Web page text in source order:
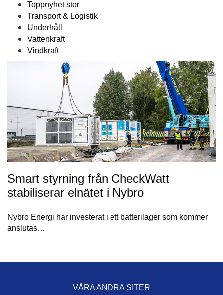
Toppnyhet stor
Transport & Logistik
Underhåll
Vattenkraft
Vindkraft
Smart styrning från CheckWatt
stabiliserar elnätet i Nybro
Nybro Energi har investerat i ett batterilager som kommer
anslutas…
VÅRA ANDRA SITER